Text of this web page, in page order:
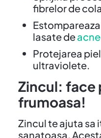
fibrelor de
lasate de
Protejarea
ultraviolete.
Zincul: face
frumoasa!
Zincul te ajuta sa
sanatoasa.